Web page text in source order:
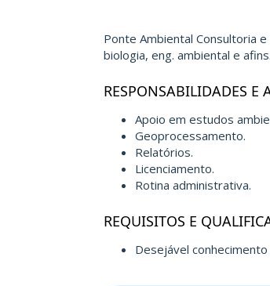
Ponte Ambiental Consultoria
biologia, eng. ambiental e afins.
RESPONSABILIDADES E
Apoio em estudos
Geoprocessamento.
Relatórios.
Licenciamento.
Rotina administrativa.
REQUISITOS E
Desejável